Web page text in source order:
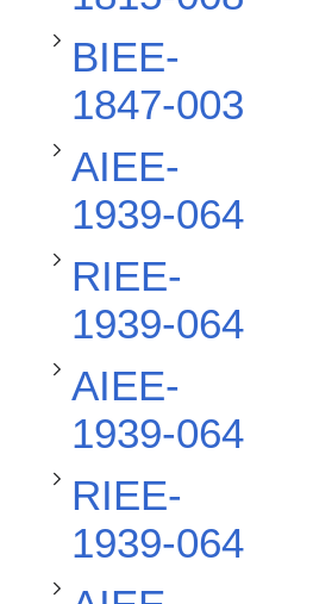
BIEE-
1847-003
AIEE-
1939-064
Alternar subsección AIEE-1939-064
RIEE-
1939-064
Alternar subsección RIEE-1939-064
AIEE-
1939-064
Alternar subsección AIEE-1939-064
RIEE-
1939-064
Alternar subsección RIEE-1939-064Alternar subsección AIEE-1939-064